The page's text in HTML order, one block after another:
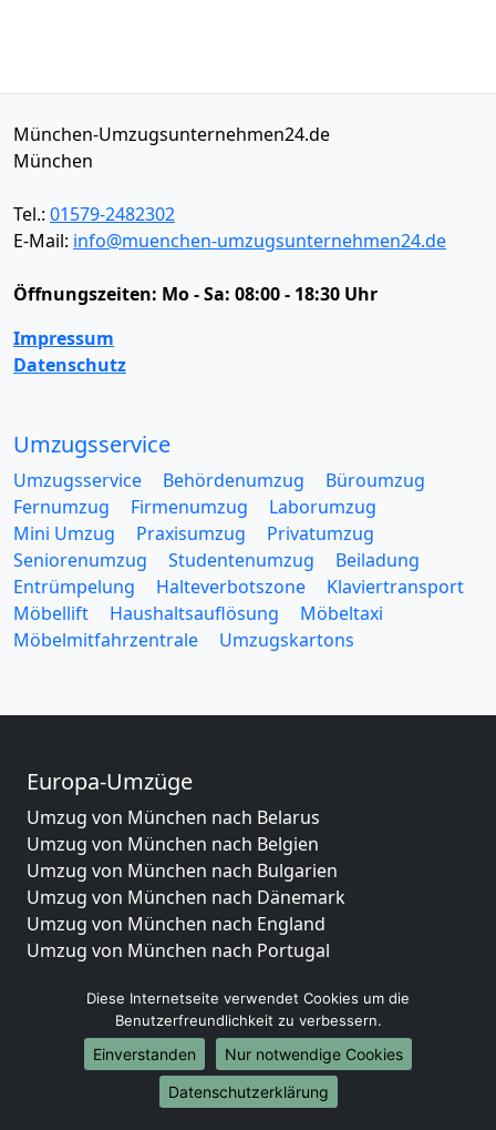
München-Umzugsunternehmen24.de
München
Tel.: 01579-2482302
E-Mail: info@muenchen-umzugsunternehmen24.de
Öffnungszeiten: Mo - Sa: 08:00 - 18:30 Uhr
Impressum
Datenschutz
Umzugsservice
Umzugsservice Behördenumzug
Büroumzug
Fernumzug
Firmenumzug
Laborumzug
Mini Umzug
Praxisumzug
Privatumzug
Seniorenumzug
Studentenumzug
Beiladung
Entrümpelung
Halteverbotszone
Klaviertransport
Möbellift
Haushaltsauflösung
Möbeltaxi
Möbelmitfahrzentrale
Umzugskartons
Europa-Umzüge
Umzug von München nach Belarus
Umzug von München nach Belgien
Umzug von München nach Bulgarien
Umzug von München nach Dänemark
Umzug von München nach England
Umzug von München nach Portugal
und Herzegowina
Umzug von München nach Irland
Umzug von München nach Lettland
Umzug von München nach Zypern
Umzug von München nach Kroatien
Diese Internetseite verwendet Cookies um die
Benutzerfreundlichkeit zu verbessern.
Einverstanden
Nur notwendige Cookies
Datenschutzerklärung